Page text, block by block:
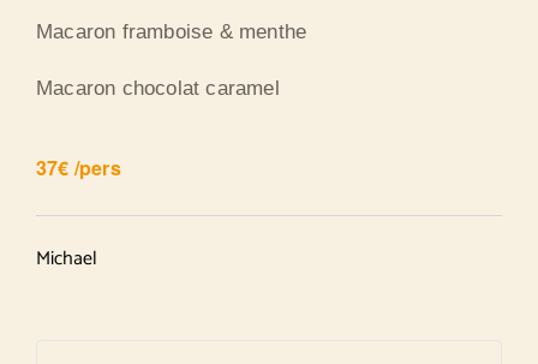
Macaron framboise & menthe
Macaron chocolat caramel
37€ /pers
Michael